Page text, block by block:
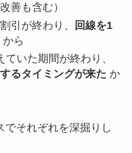
善も含む）
引が終わり、
回線を1
から
いた期間が終わり、
るタイミングが来た か
でそれぞれを深掘りし